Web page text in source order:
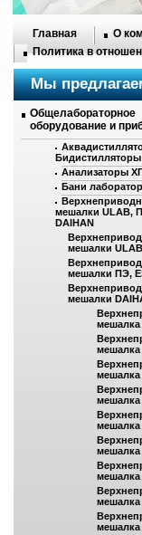
Главная О
Политика в
Мы
Общелабораторное
оборудование и
Бидистилляторы
Анализаторы
Бани
мешалки ULAB,
DAIHAN
мешалки ULAB
мешалки ПЭ,
мешалки
мешалка
мешалка
мешалка
мешалка
мешалка
мешалка
мешалка
мешалка
мешалка